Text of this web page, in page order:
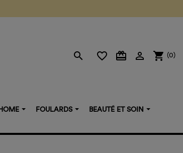
search favorite_border card_giftcard  shopping_cart (0)
FOULARDS BEAUTÉ ET SOIN